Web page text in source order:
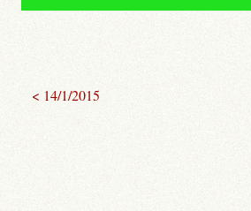
< 14/1/2015